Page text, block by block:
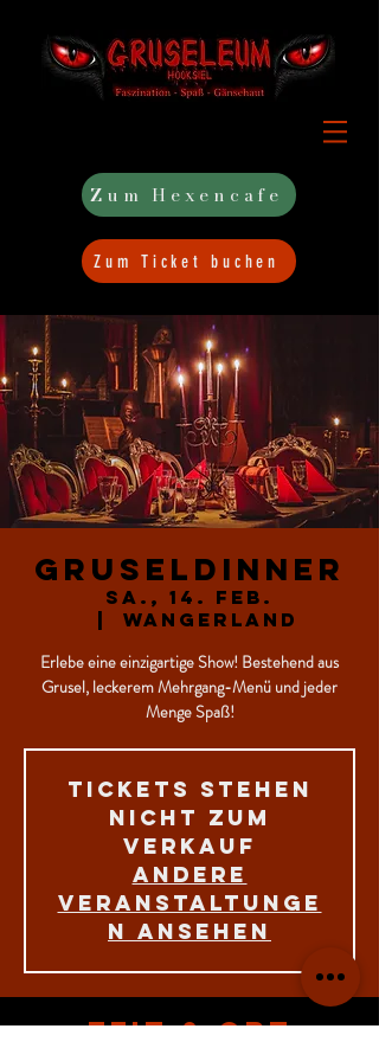
Zum Hexencafe
Zum Ticket buchen
Gruseldinner
Sa., 14. Feb.
Wangerland
Erlebe eine einzigartige Show! Bestehend aus
Grusel, leckerem Mehrgang-Menü und jeder
Menge Spaß!
Tickets stehen
nicht zum
Verkauf
Andere
Veranstaltunge
n ansehen
Zeit & Ort